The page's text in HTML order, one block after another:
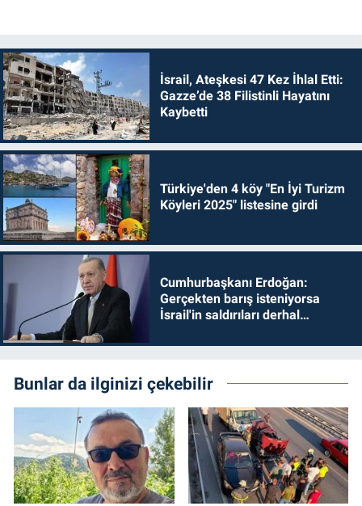
İsrail, Ateşkesi 47 Kez İhlal Etti:
Gazze’de 38 Filistinli Hayatını
Kaybetti
Türkiye'den 4 köy "En İyi Turizm
Köyleri 2025" listesine girdi
Cumhurbaşkanı Erdoğan:
Gerçekten barış isteniyorsa
İsrail'in saldırıları derhal
Bunlar da ilginizi çekebilir